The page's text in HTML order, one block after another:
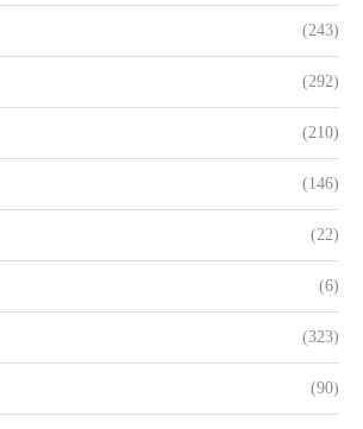
(243)
(292)
(210)
(146)
(22)
(6)
(323)
(90)